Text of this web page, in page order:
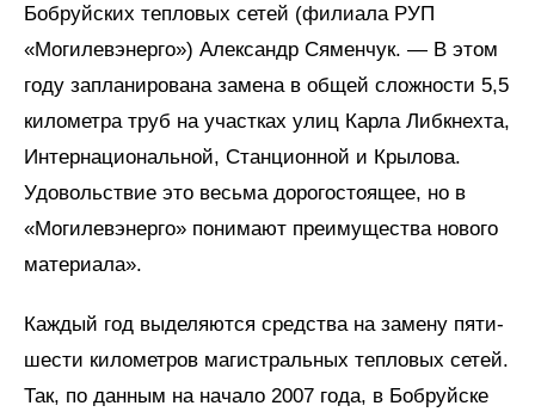
Бобруйских тепловых сетей (филиала РУП
«Могилевэнерго») Александр Сяменчук. — В этом
году запланирована замена в общей сложности 5,5
километра труб на участках улиц Карла Либкнехта,
Интернациональной, Станционной и Крылова.
Удовольствие это весьма дорогостоящее, но в
«Могилев­энерго» понимают преимущества нового
материала».
Каждый год выделяются средства на замену пяти-
шести километров магистральных тепловых сетей.
Так, по данным на начало 2007 года, в Бобруйске